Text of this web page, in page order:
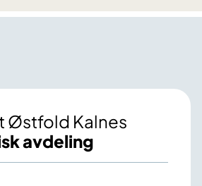
Østfold Kalnes
avdeling